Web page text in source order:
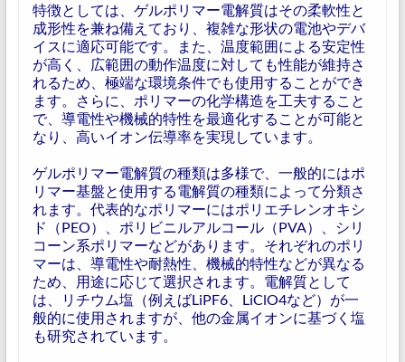
特徴としては、ゲルポリマー電解質はその柔軟性と
成形性を兼ね備えており、複雑な形状の電池やデバ
イスに適応可能です。また、温度範囲による安定性
が高く、広範囲の動作温度に対しても性能が維持さ
れるため、極端な環境条件でも使用することができ
ます。さらに、ポリマーの化学構造を工夫すること
で、導電性や機械的特性を最適化することが可能と
なり、高いイオン伝導率を実現しています。
ゲルポリマー電解質の種類は多様で、一般的にはポ
リマー基盤と使用する電解質の種類によって分類さ
れます。代表的なポリマーにはポリエチレンオキシ
ド（PEO）、ポリビニルアルコール（PVA）、シリ
コーン系ポリマーなどがあります。それぞれのポリ
マーは、導電性や耐熱性、機械的特性などが異なる
ため、用途に応じて選択されます。電解質として
は、リチウム塩（例えばLiPF6、LiClO4など）が一
般的に使用されますが、他の金属イオンに基づく塩
も研究されています。